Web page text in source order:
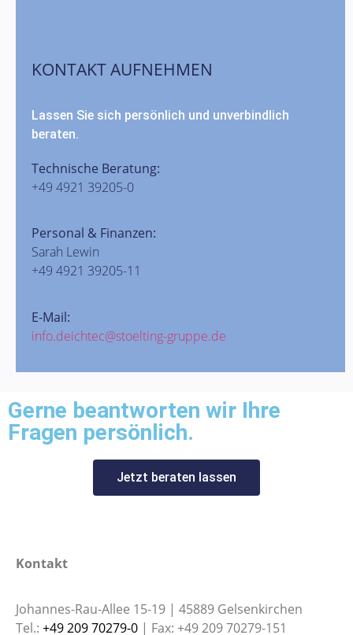
KONTAKT AUFNEHMEN
Lassen Sie sich persönlich und unverbindlich
beraten.
Technische Beratung:
+49 4921 39205-0
Personal & Finanzen:
Sarah Lewin
+49 4921 39205-11
E-Mail:
info.deichtec@stoelting-gruppe.de
Gerne beantworten wir Ihre
Fragen persönlich.
Jetzt beraten lassen
Kontakt
Johannes-Rau-Allee 15-19 | 45889 Gelsenkirchen
Tel.: +49 209 70279-0 | Fax: +49 209 70279-151